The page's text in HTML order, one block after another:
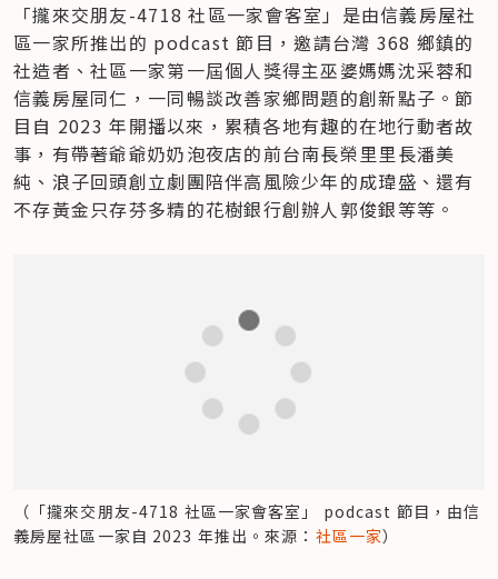
「攏來交朋友-4718 社區一家會客室」是由信義房屋社
區一家所推出的 podcast 節目，邀請台灣 368 鄉鎮的
社造者、社區一家第一屆個人獎得主巫婆媽媽沈采蓉和
信義房屋同仁，一同暢談改善家鄉問題的創新點子。節
目自 2023 年開播以來，累積各地有趣的在地行動者故
事，有帶著爺爺奶奶泡夜店的前台南長榮里里長潘美
純、浪子回頭創立劇團陪伴高風險少年的成瑋盛、還有
不存黃金只存芬多精的花樹銀行創辦人郭俊銀等等。
（「攏來交朋友-4718 社區一家會客室」 podcast 節目，由信
義房屋社區一家自 2023 年推出。來源： 社區一家）